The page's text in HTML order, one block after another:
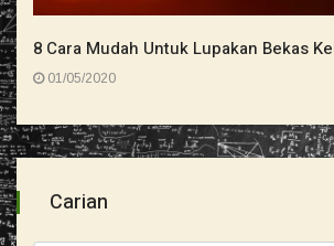
8 Cara Mudah Untuk Lupakan Bekas
01/05/2020
Carian